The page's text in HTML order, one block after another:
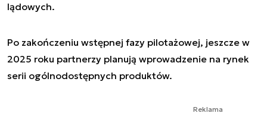
lądowych.
Po zakończeniu wstępnej fazy pilotażowej, jeszcze w
2025 roku partnerzy planują wprowadzenie na rynek
serii ogólnodostępnych produktów.
Reklama